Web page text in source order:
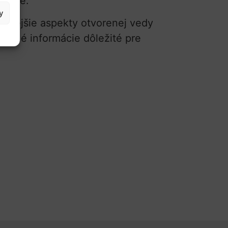
aspekty otvorenej vedy
informácie dôležité pre